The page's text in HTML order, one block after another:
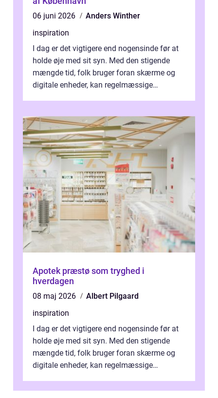
06 juni 2026
Anders Winther
inspiration
I dag er det vigtigere end nogensinde før at
holde øje med sit syn. Med den stigende
mængde tid, folk bruger foran skærme og
digitale enheder, kan regelmæssige
Apotek præstø som tryghed i
hverdagen
08 maj 2026
Albert Pilgaard
inspiration
I dag er det vigtigere end nogensinde før at
holde øje med sit syn. Med den stigende
mængde tid, folk bruger foran skærme og
digitale enheder, kan regelmæssige